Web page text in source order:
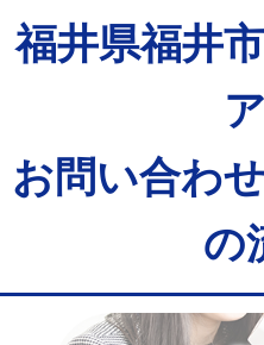
福井県福井
お問い合わ
の